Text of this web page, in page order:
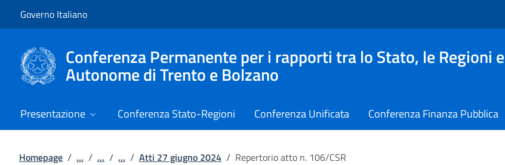
Governo Italiano
Conferenza Permanente per i rapporti tra lo Stato, le Regioni
Autonome di Trento e Bolzano
Presentazione Conferenza Stato-Regioni Conferenza Unificata Conferenza Finanza Pubblica
Homepage / ... / ... / ... / Atti 27 giugno 2024 / Repertorio atto n. 106/CSR